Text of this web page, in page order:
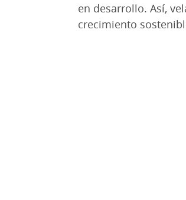
en desarrollo. Así,
crecimiento